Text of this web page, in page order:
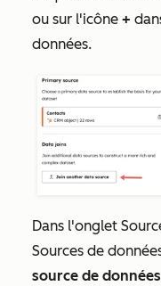
ou sur l'icône +
données.
Dans l'onglet
Sources de
source de données